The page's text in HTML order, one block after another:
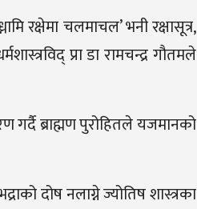
रक्षेमा चलमाचल’ भनी रक्षासूत्र,
प्रा डा रामचन्द्र गौतमले
गर्दै ब्राह्मण पुरोहितले यजमानको
दोष नलाग्ने ज्योतिष शास्त्रका